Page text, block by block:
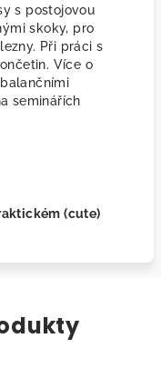
s postojovou
skoky, pro
Při práci s
Více o
seminářích
(cute)